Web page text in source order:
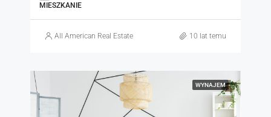
MIESZKANIE
All American Real Estate 10 lat temu
WYNAJEM